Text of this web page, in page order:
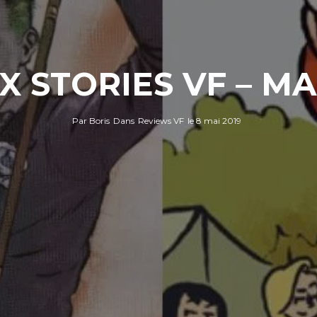
STORIES VF –
Par Boris Dans Reviews VF le8 mai 2019